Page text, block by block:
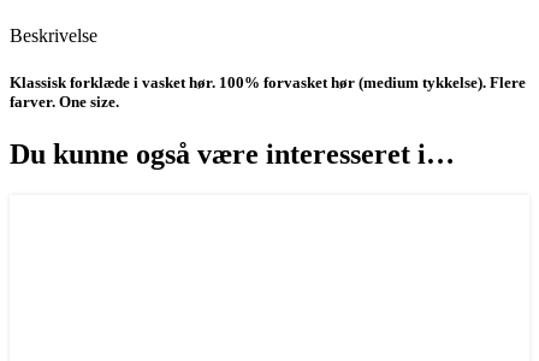
Beskrivelse
Klassisk forklæde i vasket hør. 100% forvasket hør (medium tykkelse). Flere
farver. One size.
Du kunne også være interesseret i…